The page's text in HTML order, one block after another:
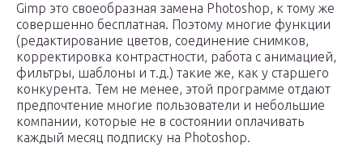
Gimp это своеобразная замена Photoshop, к тому же
совершенно бесплатная. Поэтому многие функции
(редактирование цветов, соединение снимков,
корректировка контрастности, работа с анимацией,
фильтры, шаблоны и т.д.) такие же, как у старшего
конкурента. Тем не менее, этой программе отдают
предпочтение многие пользователи и небольшие
компании, которые не в состоянии оплачивать
каждый месяц подписку на Photoshop.